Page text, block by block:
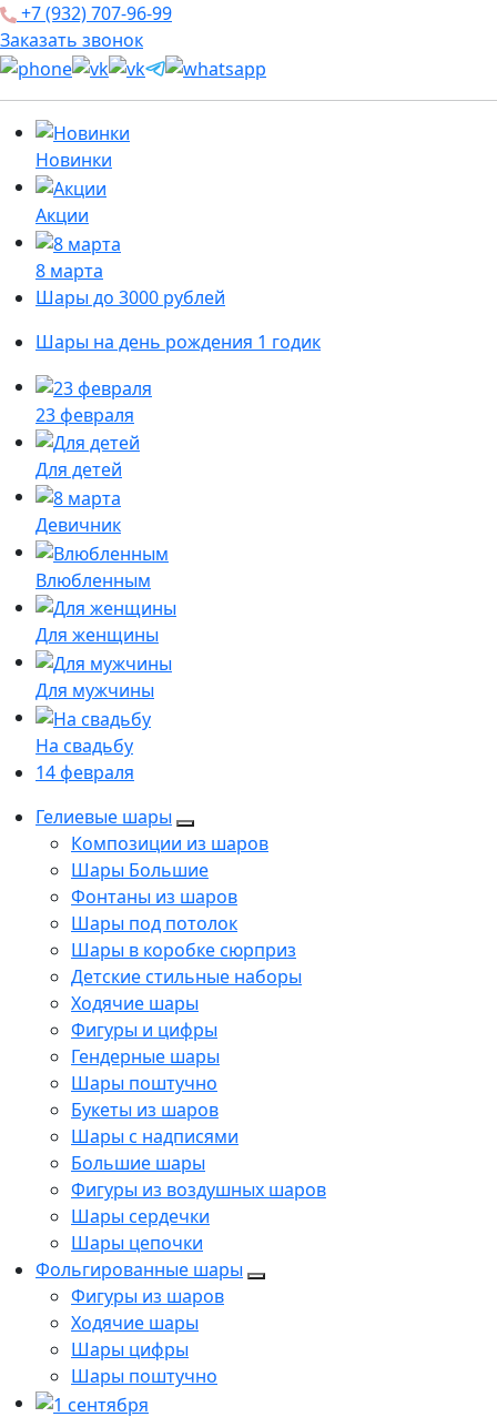
+7 (932) 707-96-99
Заказать звонок
Новинки
Акции
8 марта
Шары до 3000 рублей
Шары на день рождения 1 годик
23 февраля
Для детей
Девичник
Влюбленным
Для женщины
Для мужчины
На свадьбу
14 февраля
Гелиевые шары
Композиции из шаров
Шары Большие
Фонтаны из шаров
Шары под потолок
Шары в коробке сюрприз
Детские стильные наборы
Ходячие шары
Фигуры и цифры
Гендерные шары
Шары поштучно
Букеты из шаров
Шары с надписями
Большие шары
Фигуры из воздушных шаров
Шары сердечки
Шары цепочки
Фольгированные шары
Фигуры из шаров
Ходячие шары
Шары цифры
Шары поштучно